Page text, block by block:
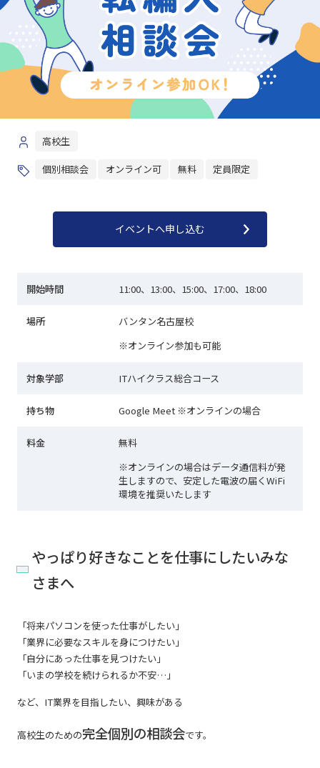
高校生
個別相談会 オンライン可 無料 定員限定
イベントへ申し込む
開始時間 11:00、13:00、15:00、17:00、18:00
場所
バンタン名古屋校
※オンライン参加も可能
対象学部 ITハイクラス総合コース
持ち物 Google Meet ※オンラインの場合
料金
無料
※オンラインの場合はデータ通信料が発
生しますので、安定した電波の届くWiFi
環境を推奨いたします
やっぱり好きなことを仕事にしたいみな
さまへ
「将来パソコンを使った仕事がしたい」
「業界に必要なスキルを身につけたい」
「自分にあった仕事を見つけたい」
「いまの学校を続けられるか不安…」
など、IT業界を目指したい、興味がある
高校生のための完全個別の相談会です。